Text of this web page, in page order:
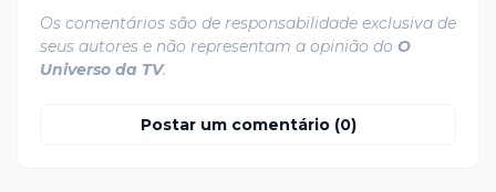
Os comentários são de responsabilidade exclusiva de
seus autores e não representam a opinião do O
Universo da TV.
Postar um comentário (0)